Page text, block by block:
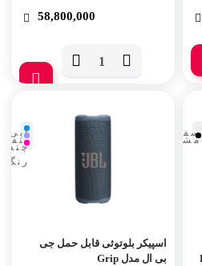
58,800,000
تعداد
سفید
مشکی
اسپیکر بلوتوثی قابل حمل جی
بی ال مدل Grip
آبی
چند
رنگ